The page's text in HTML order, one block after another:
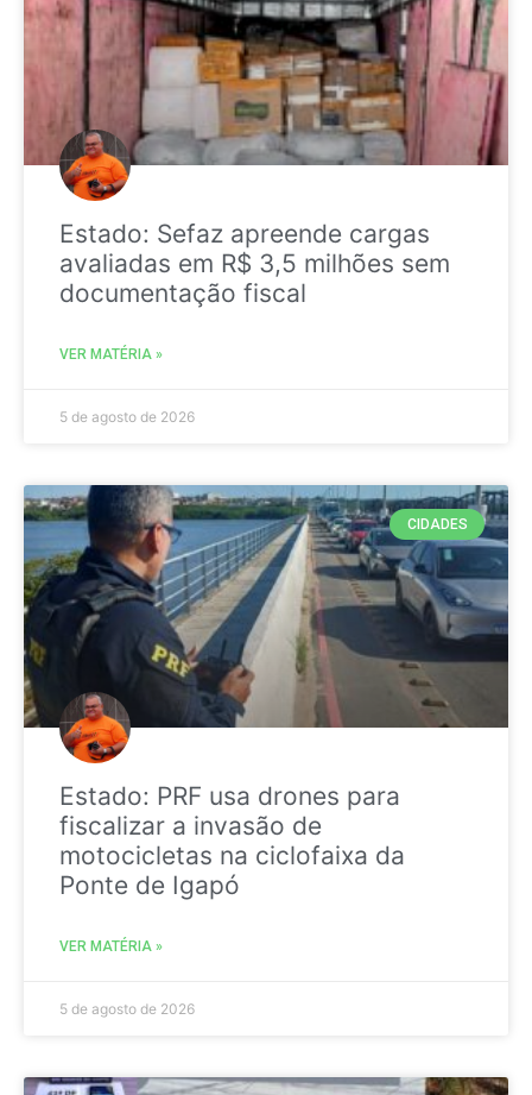
Estado: Sefaz apreende cargas
avaliadas em R$ 3,5 milhões sem
documentação fiscal
VER MATÉRIA »
5 de agosto de 2026
CIDADES
Estado: PRF usa drones para
fiscalizar a invasão de
motocicletas na ciclofaixa da
Ponte de Igapó
VER MATÉRIA »
5 de agosto de 2026